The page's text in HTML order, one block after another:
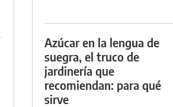
Azúcar en la lengua de
suegra, el truco de
jardinería que
recomiendan: para qué
sirve